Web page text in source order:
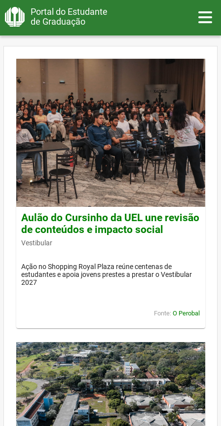
Portal do Estudante
de Graduação
Aulão do Cursinho da UEL une revisão
de conteúdos e impacto social
Vestibular
Ação no Shopping Royal Plaza reúne centenas de
estudantes e apoia jovens prestes a prestar o Vestibular
2027
Fonte: O Perobal